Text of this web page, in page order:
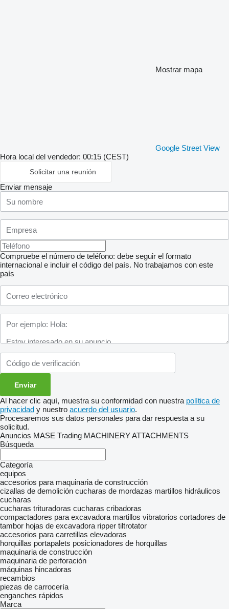
Mostrar mapa
Google Street View
Hora local del vendedor: 00:15 (CEST)
Solicitar una reunión
Enviar mensaje
Compruebe el número de teléfono: debe seguir el formato
internacional e incluir el código del país. No trabajamos con este
país
Al hacer clic aquí, muestra su conformidad con nuestra política de
privacidad y nuestro acuerdo del usuario.
Procesaremos sus datos personales para dar respuesta a su
solicitud.
Anuncios MASE Trading MACHINERY ATTACHMENTS
Búsqueda
Categoría
equipos
accesorios para maquinaria de construcción
cizallas de demolición cucharas de mordazas martillos hidráulicos
cucharas
cucharas trituradoras cucharas cribadoras
compactadores para excavadora martillos vibratorios cortadores de
tambor hojas de excavadora ripper tiltrotator
accesorios para carretillas elevadoras
horquillas portapalets posicionadores de horquillas
maquinaria de construcción
maquinaria de perforación
máquinas hincadoras
recambios
piezas de carrocería
enganches rápidos
Marca